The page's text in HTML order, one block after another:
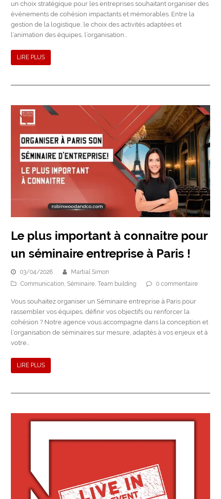
un choix stratégique pour les entreprises souhaitant organiser des
événements de cohésion impactants et mémorables. Entre la
gestion de la logistique, le choix des activités adaptées et
l’animation des équipes, l’organisation…
LIRE PLUS
Le plus important à connaitre pour
un séminaire entreprise à Paris !
03/04/2026
Martial Simon
Communication ,Séminaire ,Team building 0 commentaire
Vous souhaitez organiser un Séminaire entreprise à Paris pour
rassembler vos équipes, définir vos objectifs ou renforcer la
cohésion ? Notre agence vous accompagne dans la conception et
l’organisation de séminaires sur mesure, adaptés à vos enjeux et à
votre…
LIRE PLUS